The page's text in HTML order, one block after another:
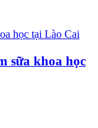
sữa khoa học